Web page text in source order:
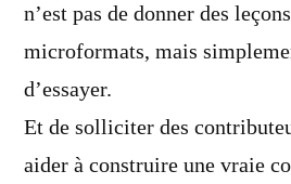
n’est pas de donner des
microformats, mais
d’essayer.
Et de solliciter des
aider à construire une vraie